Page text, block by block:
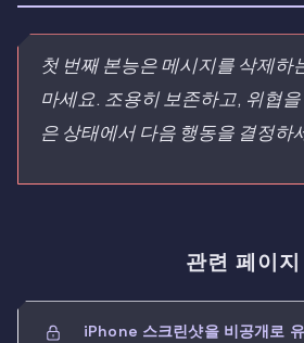
첫 번째 본능은 메시지를 삭제하
마세요. 조용히 보존하고, 위협
은 상태에서 다음 행동을 결정하
관련 페이지
iPhone 스크린샷을 비공개로